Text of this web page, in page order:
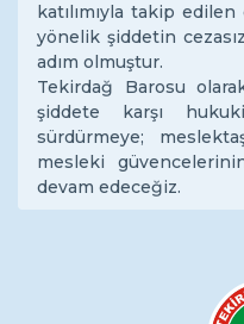
katılımıyla takip
yönelik şiddetin
adım olmuştur.
Tekirdağ Barosu
şiddete karşı
sürdürmeye;
mesleki
devam edeceğiz.